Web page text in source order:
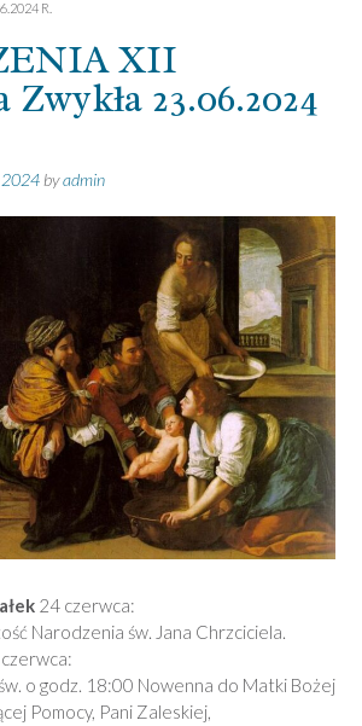
R.
XII
23.06.2024
2024 byadmin
24 czerwca:
Narodzenia św. Jana Chrzciciela.
o godz. 18:00 Nowenna do Matki Bożej
Pomocy, Pani Zaleskiej,